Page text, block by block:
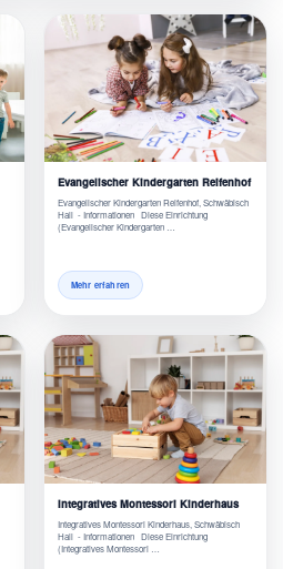
Evangelischer Kindergarten Reifenhof
Evangelischer Kindergarten Reifenhof, Schwäbisch
Hall - Informationen Diese Einrichtung
(Evangelischer Kindergarten …
Mehr erfahren
Integratives Montessori Kinderhaus
Integratives Montessori Kinderhaus, Schwäbisch
Hall - Informationen Diese Einrichtung
(Integratives Montessori …